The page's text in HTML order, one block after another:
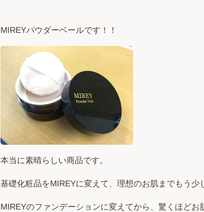
MIREYパウダーベールです！！
本当に素晴らしい商品です。
基礎化粧品をMIREYに変えて、理想のお肌までもう少
MIREYのファンデーションに変えてから、驚くほどお